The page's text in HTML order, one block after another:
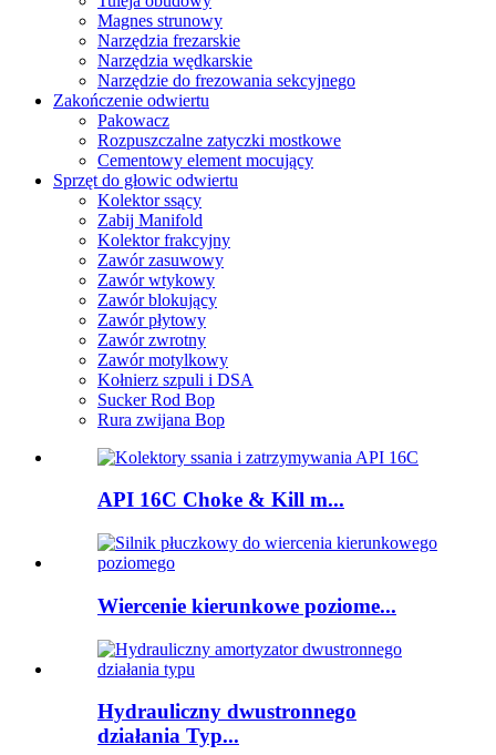
Magnes strunowy
Narzędzia frezarskie
Narzędzia wędkarskie
Narzędzie do frezowania sekcyjnego
Zakończenie odwiertu
Pakowacz
Rozpuszczalne zatyczki mostkowe
Cementowy element mocujący
Sprzęt do głowic odwiertu
Kolektor ssący
Zabij Manifold
Kolektor frakcyjny
Zawór zasuwowy
Zawór wtykowy
Zawór blokujący
Zawór płytowy
Zawór zwrotny
Zawór motylkowy
Kołnierz szpuli i DSA
Sucker Rod Bop
Rura zwijana Bop
API 16C Choke & Kill m...
Wiercenie kierunkowe poziome...
Hydrauliczny dwustronnego
działania Typ...